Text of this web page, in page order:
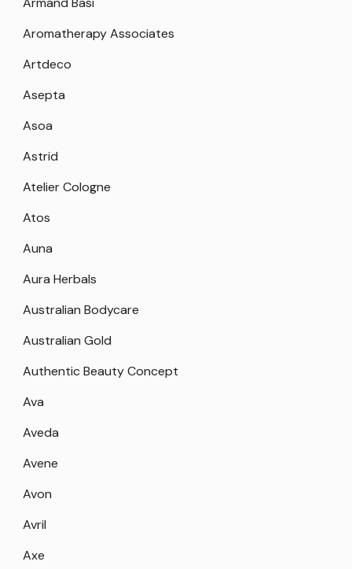
Aromatherapy Associates
Artdeco
Asepta
Asoa
Astrid
Atelier Cologne
Atos
Auna
Aura Herbals
Australian Bodycare
Australian Gold
Authentic Beauty Concept
Ava
Aveda
Avene
Avon
Avril
Axe